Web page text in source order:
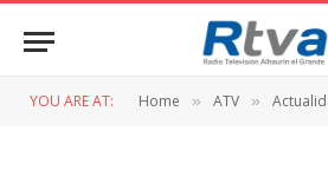
YOU ARE AT: Home » ATV »